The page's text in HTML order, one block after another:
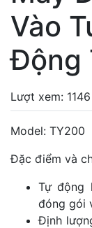
Vào
Động
Lượt xem: 1146
Model: TY200
Đặc điểm và
Tự động
đóng gói
Định